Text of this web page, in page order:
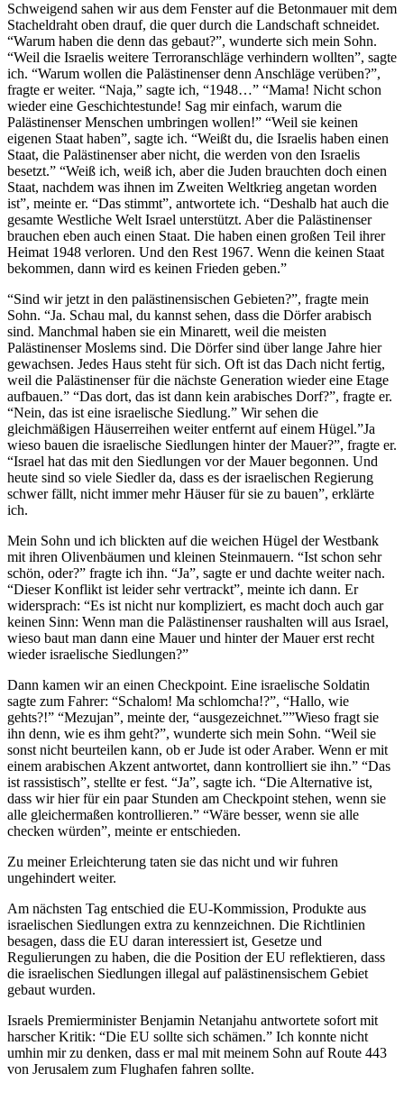
Schweigend sahen wir aus dem Fenster auf die Betonmauer mit dem
Stacheldraht oben drauf, die quer durch die Landschaft schneidet.
“Warum haben die denn das gebaut?”, wunderte sich mein Sohn.
“Weil die Israelis weitere Terroranschläge verhindern wollten”, sagte
ich. “Warum wollen die Palästinenser denn Anschläge verüben?”,
fragte er weiter. “Naja,” sagte ich, “1948…” “Mama! Nicht schon
wieder eine Geschichtestunde! Sag mir einfach, warum die
Palästinenser Menschen umbringen wollen!” “Weil sie keinen
eigenen Staat haben”, sagte ich. “Weißt du, die Israelis haben einen
Staat, die Palästinenser aber nicht, die werden von den Israelis
besetzt.” “Weiß ich, weiß ich, aber die Juden brauchten doch einen
Staat, nachdem was ihnen im Zweiten Weltkrieg angetan worden
ist”, meinte er. “Das stimmt”, antwortete ich. “Deshalb hat auch die
gesamte Westliche Welt Israel unterstützt. Aber die Palästinenser
brauchen eben auch einen Staat. Die haben einen großen Teil ihrer
Heimat 1948 verloren. Und den Rest 1967. Wenn die keinen Staat
bekommen, dann wird es keinen Frieden geben.”
“Sind wir jetzt in den palästinensischen Gebieten?”, fragte mein
Sohn. “Ja. Schau mal, du kannst sehen, dass die Dörfer arabisch
sind. Manchmal haben sie ein Minarett, weil die meisten
Palästinenser Moslems sind. Die Dörfer sind über lange Jahre hier
gewachsen. Jedes Haus steht für sich. Oft ist das Dach nicht fertig,
weil die Palästinenser für die nächste Generation wieder eine Etage
aufbauen.” “Das dort, das ist dann kein arabisches Dorf?”, fragte er.
“Nein, das ist eine israelische Siedlung.” Wir sehen die
gleichmäßigen Häuserreihen weiter entfernt auf einem Hügel.”Ja
wieso bauen die israelische Siedlungen hinter der Mauer?”, fragte er.
“Israel hat das mit den Siedlungen vor der Mauer begonnen. Und
heute sind so viele Siedler da, dass es der israelischen Regierung
schwer fällt, nicht immer mehr Häuser für sie zu bauen”, erklärte
ich.
Mein Sohn und ich blickten auf die weichen Hügel der Westbank
mit ihren Olivenbäumen und kleinen Steinmauern. “Ist schon sehr
schön, oder?” fragte ich ihn. “Ja”, sagte er und dachte weiter nach.
“Dieser Konflikt ist leider sehr vertrackt”, meinte ich dann. Er
widersprach: “Es ist nicht nur kompliziert, es macht doch auch gar
keinen Sinn: Wenn man die Palästinenser raushalten will aus Israel,
wieso baut man dann eine Mauer und hinter der Mauer erst recht
wieder israelische Siedlungen?”
Dann kamen wir an einen Checkpoint. Eine israelische Soldatin
sagte zum Fahrer: “Schalom! Ma schlomcha!?”, “Hallo, wie
gehts?!” “Mezujan”, meinte der, “ausgezeichnet.””Wieso fragt sie
ihn denn, wie es ihm geht?”, wunderte sich mein Sohn. “Weil sie
sonst nicht beurteilen kann, ob er Jude ist oder Araber. Wenn er mit
einem arabischen Akzent antwortet, dann kontrolliert sie ihn.” “Das
ist rassistisch”, stellte er fest. “Ja”, sagte ich. “Die Alternative ist,
dass wir hier für ein paar Stunden am Checkpoint stehen, wenn sie
alle gleichermaßen kontrollieren.” “Wäre besser, wenn sie alle
checken würden”, meinte er entschieden.
Zu meiner Erleichterung taten sie das nicht und wir fuhren
ungehindert weiter.
Am nächsten Tag entschied die EU-Kommission, Produkte aus
israelischen Siedlungen extra zu kennzeichnen. Die Richtlinien
besagen, dass die EU daran interessiert ist, Gesetze und
Regulierungen zu haben, die die Position der EU reflektieren, dass
die israelischen Siedlungen illegal auf palästinensischem Gebiet
gebaut wurden.
Israels Premierminister Benjamin Netanjahu antwortete sofort mit
harscher Kritik: “Die EU sollte sich schämen.” Ich konnte nicht
umhin mir zu denken, dass er mal mit meinem Sohn auf Route 443
von Jerusalem zum Flughafen fahren sollte.